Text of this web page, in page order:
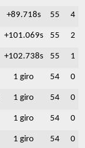
+89.718s 55 4
+101.069s 55 2
+102.738s 55 1
1 giro 54 0
1 giro 54 0
1 giro 54 0
1 giro 54 0